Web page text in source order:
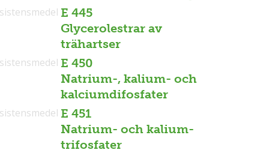
E 445
Glycerolestrar av
trähartser
E 450
Natrium-, kalium- och
kalciumdifosfater
E 451
Natrium- och kalium-
trifosfater